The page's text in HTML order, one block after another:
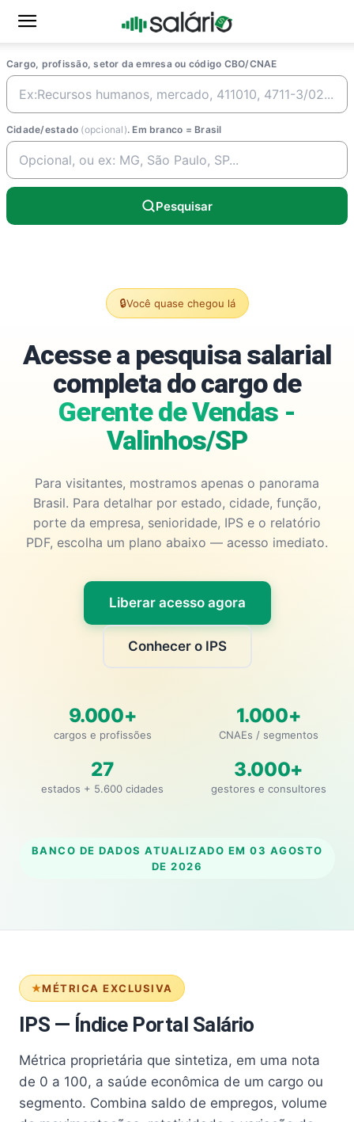
Cargo, profissão, setor da emresa ou código CBO/CNAE
Cidade/estado (opcional). Em branco = Brasil
Pesquisar
🔒Você quase chegou lá
Acesse a pesquisa salarial
completa do cargo de
Gerente de Vendas -
Valinhos/SP
Para visitantes, mostramos apenas o panorama
Brasil. Para detalhar por estado, cidade, função,
porte da empresa, senioridade, IPS e o relatório
PDF, escolha um plano abaixo — acesso imediato.
Liberar acesso agora
Conhecer o IPS
9.000+
cargos e profissões
1.000+
CNAEs / segmentos
27
estados + 5.600 cidades
3.000+
gestores e consultores
BANCO DE DADOS ATUALIZADO EM 03 AGOSTO
DE 2026
MÉTRICA EXCLUSIVA
IPS — Índice Portal Salário
Métrica proprietária que sintetiza, em uma nota
de 0 a 100, a saúde econômica de um cargo ou
segmento. Combina saldo de empregos, volume